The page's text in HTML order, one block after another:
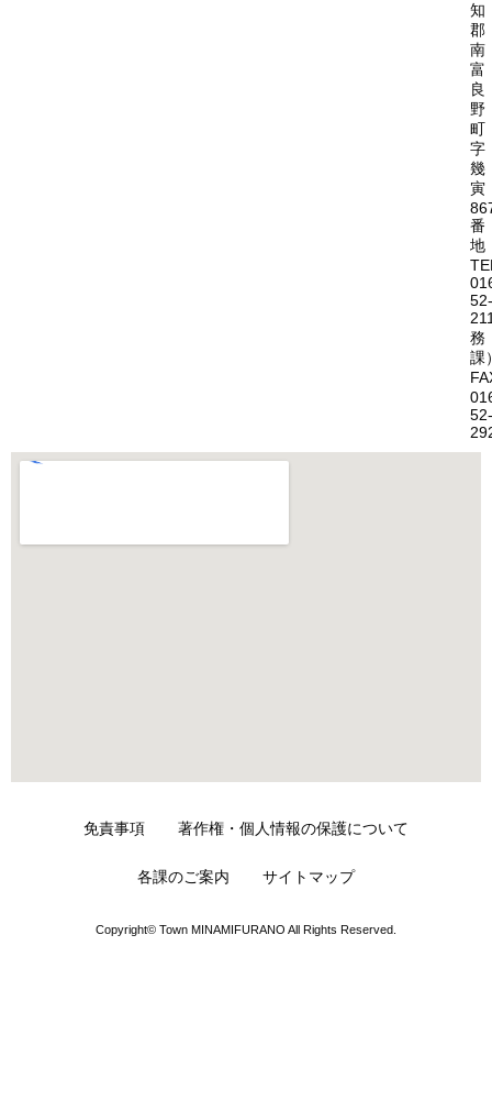
知
郡
南
富
良
野
町
字
幾
寅
番
地
52-
務
課
52-
免責事項 著作権・個人情報の保護について
各課のご案内 サイトマップ
Copyright© Town MINAMIFURANO All Rights Reserved.